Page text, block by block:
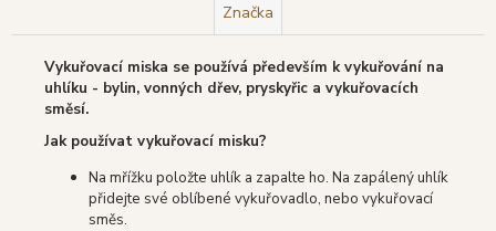
Značka
Vykuřovací miska se používá především k vykuřování na
uhlíku - bylin, vonných dřev, pryskyřic a vykuřovacích
směsí.
Jak používat vykuřovací misku?
Na mřížku položte uhlík a zapalte ho. Na zapálený uhlík
přidejte své oblíbené vykuřovadlo, nebo vykuřovací
směs.